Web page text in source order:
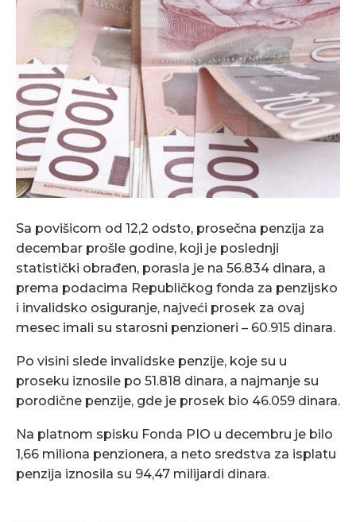
Sa povišicom od 12,2 odsto, prosečna penzija za
decembar prošle godine, koji je poslednji
statistički obrađen, porasla je na 56.834 dinara, a
prema podacima Republičkog fonda za penzijsko
i invalidsko osiguranje, najveći prosek za ovaj
mesec imali su starosni penzioneri – 60.915 dinara.
Po visini slede invalidske penzije, koje su u
proseku iznosile po 51.818 dinara, a najmanje su
porodične penzije, gde je prosek bio 46.059 dinara.
Na platnom spisku Fonda PIO u decembru je bilo
1,66 miliona penzionera, a neto sredstva za isplatu
penzija iznosila su 94,47 milijardi dinara.